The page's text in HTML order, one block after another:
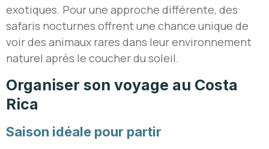
exotiques. Pour une approche différente, des
safaris nocturnes offrent une chance unique de
voir des animaux rares dans leur environnement
naturel après le coucher du soleil.
Organiser son voyage au Costa
Rica
Saison idéale pour partir